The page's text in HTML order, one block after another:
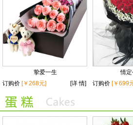
挚爱一生
订购价 [￥268元] [详 情]
情
订购价 [￥699